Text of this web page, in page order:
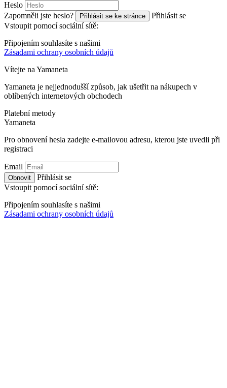
Heslo
Zapomněli jste heslo?
Přihlásit se ke stránce
Přihlásit se
Vstoupit pomocí sociální sítě:
Připojením souhlasíte s našimi
Zásadami ochrany osobních údajů
Vítejte na Yamaneta
Yamaneta je nejjednodušší způsob, jak ušetřit na nákupech v
oblíbených internetových obchodech
Platební metody
Yamaneta
Pro obnovení hesla zadejte e-mailovou adresu, kterou jste uvedli při
registraci
Email
Obnovit
Přihlásit se
Vstoupit pomocí sociální sítě:
Připojením souhlasíte s našimi
Zásadami ochrany osobních údajů